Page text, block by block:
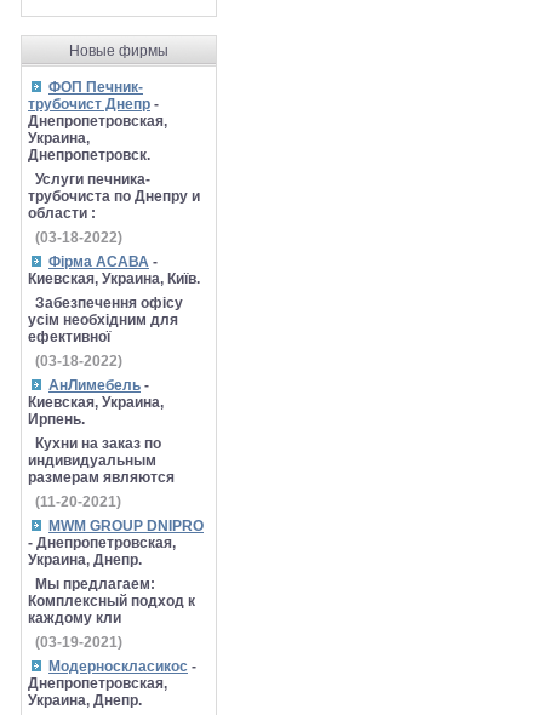
Новые фирмы
ФОП Печник-
трубочист Днепр -
Днепропетровская,
Украина,
Днепропетровск.
Услуги печника-
трубочиста по Днепру и
области :
(03-18-2022)
Фірма АСАВА -
Киевская, Украина, Київ.
Забезпечення офісу
усім необхідним для
ефективної
(03-18-2022)
АнЛимебель -
Киевская, Украина,
Ирпень.
Кухни на заказ по
индивидуальным
размерам являются
(11-20-2021)
MWM GROUP DNIPRO
- Днепропетровская,
Украина, Днепр.
Мы предлагаем:
Комплексный подход к
каждому кли
(03-19-2021)
Модерноскласикос -
Днепропетровская,
Украина, Днепр.